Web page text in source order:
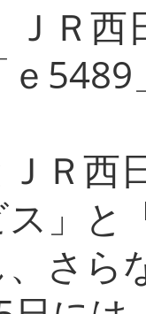
ＪＲ
Ｒ西
ス」
さら